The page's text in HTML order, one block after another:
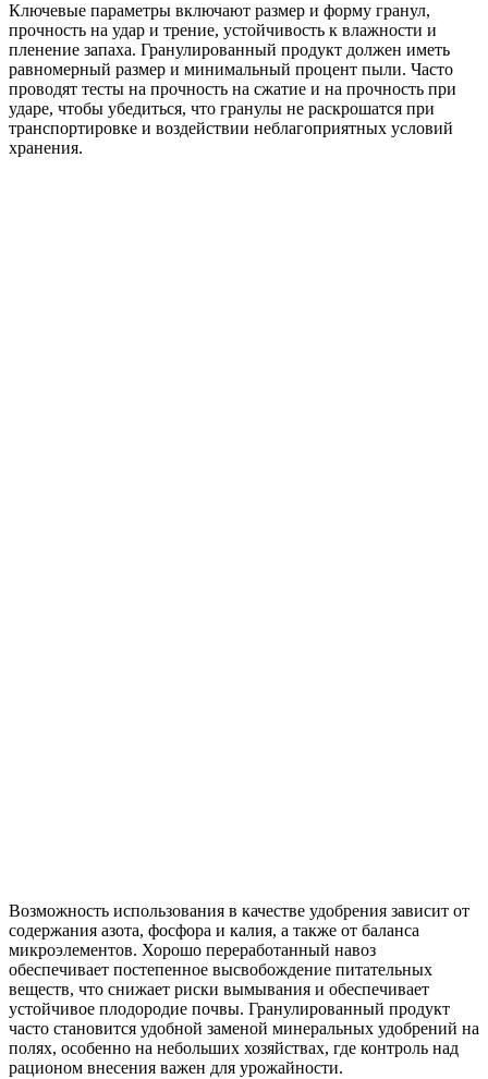
Ключевые параметры включают размер и форму гранул,
прочность на удар и трение, устойчивость к влажности и
пленение запаха. Гранулированный продукт должен иметь
равномерный размер и минимальный процент пыли. Часто
проводят тесты на прочность на сжатие и на прочность при
ударе, чтобы убедиться, что гранулы не раскрошатся при
транспортировке и воздействии неблагоприятных условий
хранения.
Возможность использования в качестве удобрения зависит от
содержания азота, фосфора и калия, а также от баланса
микроэлементов. Хорошо переработанный навоз
обеспечивает постепенное высвобождение питательных
веществ, что снижает риски вымывания и обеспечивает
устойчивое плодородие почвы. Гранулированный продукт
часто становится удобной заменой минеральных удобрений на
полях, особенно на небольших хозяйствах, где контроль над
рационом внесения важен для урожайности.